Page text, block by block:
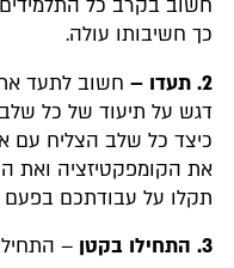
חשוב בקרב כל
כך חשיבותו עולה.
2. תעדו –
חשוב לתעד את
דגש על תיעוד של כל
כיצד כל שלב הצליח עם
את הקומפקטיזציה ואת
תקלו על עבודתכם
3. התחילו בקטן
–